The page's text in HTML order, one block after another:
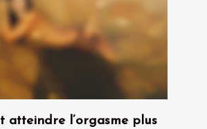
atteindre l’orgasme plus